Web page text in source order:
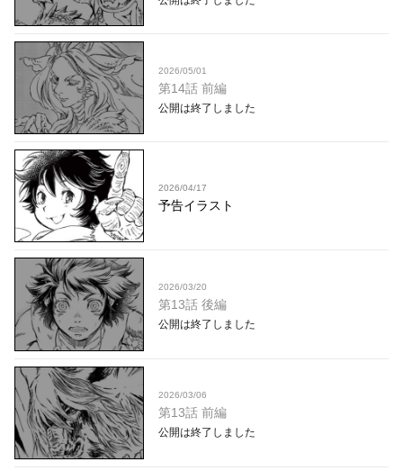
2026/05/01
第14話 前編
公開は終了しました
2026/04/17
予告イラスト
2026/03/20
第13話 後編
公開は終了しました
2026/03/06
第13話 前編
公開は終了しました